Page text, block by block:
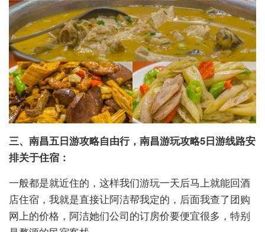
三、南昌五日游攻略自由行，南昌游玩攻略5日游线路安
排关于住宿：
一般都是就近住的，这样我们游玩一天后马上就能回酒
店住宿，我就是直接让阿洁帮我定的，后面我查了团购
网上的价格，阿洁她们公司的订房价要便宜很多，特别